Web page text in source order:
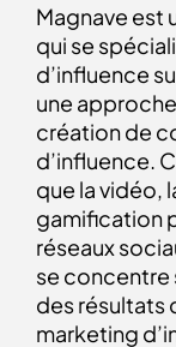
Magnave est
qui se
d’influence
une
création de
d’influence.
que la vidéo,
gamification
réseaux
se concentre
des résultats
marketing